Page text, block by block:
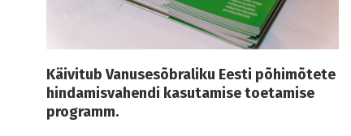
Käivitub Vanusesõbraliku Eesti põhimõtete
hindamisvahendi kasutamise toetamise
programm.